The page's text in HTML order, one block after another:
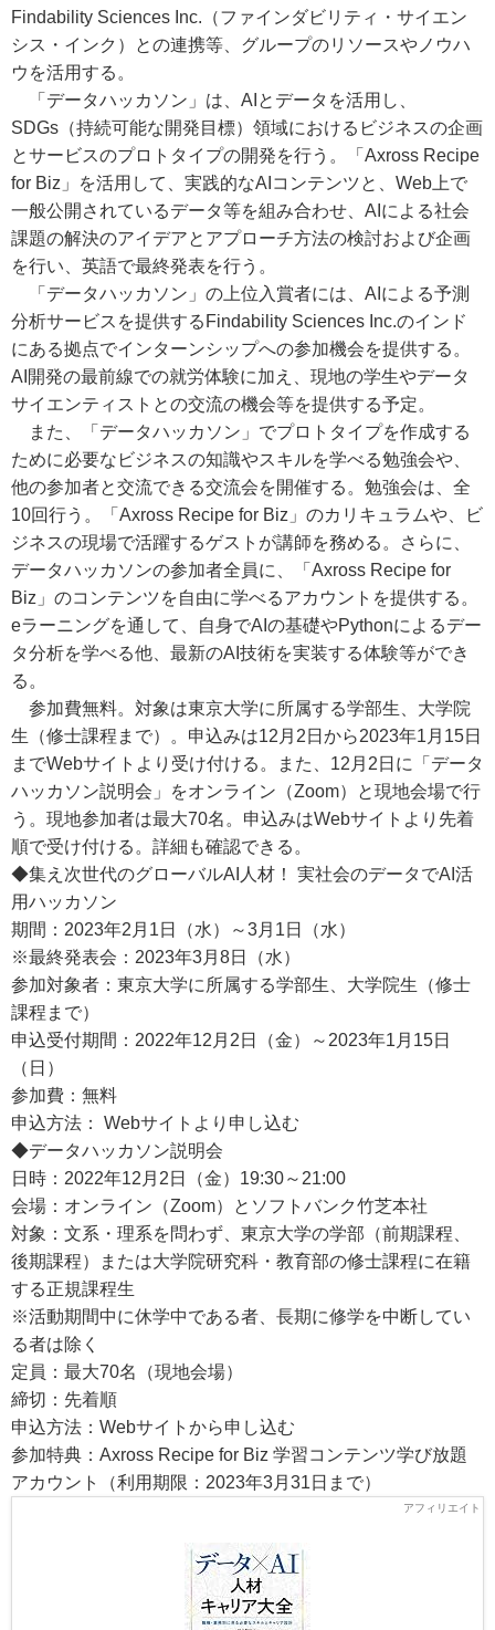
Findability Sciences Inc.（ファインダビリティ・サイエン
シス・インク）との連携等、グループのリソースやノウハ
ウを活用する。
「データハッカソン」は、AIとデータを活用し、
SDGs（持続可能な開発目標）領域におけるビジネスの企画
とサービスのプロトタイプの開発を行う。「Axross Recipe
for Biz」を活用して、実践的なAIコンテンツと、Web上で
一般公開されているデータ等を組み合わせ、AIによる社会
課題の解決のアイデアとアプローチ方法の検討および企画
を行い、英語で最終発表を行う。
「データハッカソン」の上位入賞者には、AIによる予測
分析サービスを提供するFindability Sciences Inc.のインド
にある拠点でインターンシップへの参加機会を提供する。
AI開発の最前線での就労体験に加え、現地の学生やデータ
サイエンティストとの交流の機会等を提供する予定。
また、「データハッカソン」でプロトタイプを作成する
ために必要なビジネスの知識やスキルを学べる勉強会や、
他の参加者と交流できる交流会を開催する。勉強会は、全
10回行う。「Axross Recipe for Biz」のカリキュラムや、ビ
ジネスの現場で活躍するゲストが講師を務める。さらに、
データハッカソンの参加者全員に、「Axross Recipe for
Biz」のコンテンツを自由に学べるアカウントを提供する。
eラーニングを通して、自身でAIの基礎やPythonによるデー
タ分析を学べる他、最新のAI技術を実装する体験等ができ
る。
参加費無料。対象は東京大学に所属する学部生、大学院
生（修士課程まで）。申込みは12月2日から2023年1月15日
までWebサイトより受け付ける。また、12月2日に「データ
ハッカソン説明会」をオンライン（Zoom）と現地会場で行
う。現地参加者は最大70名。申込みはWebサイトより先着
順で受け付ける。詳細も確認できる。
◆集え次世代のグローバルAI人材！ 実社会のデータでAI活
用ハッカソン
期間：2023年2月1日（水）～3月1日（水）
※最終発表会：2023年3月8日（水）
参加対象者：東京大学に所属する学部生、大学院生（修士
課程まで）
申込受付期間：2022年12月2日（金）～2023年1月15日
（日）
参加費：無料
申込方法： Webサイトより申し込む
◆データハッカソン説明会
日時：2022年12月2日（金）19:30～21:00
会場：オンライン（Zoom）とソフトバンク竹芝本社
対象：文系・理系を問わず、東京大学の学部（前期課程、
後期課程）または大学院研究科・教育部の修士課程に在籍
する正規課程生
※活動期間中に休学中である者、長期に修学を中断してい
る者は除く
定員：最大70名（現地会場）
締切：先着順
申込方法：Webサイトから申し込む
参加特典：Axross Recipe for Biz 学習コンテンツ学び放題
アカウント（利用期限：2023年3月31日まで）